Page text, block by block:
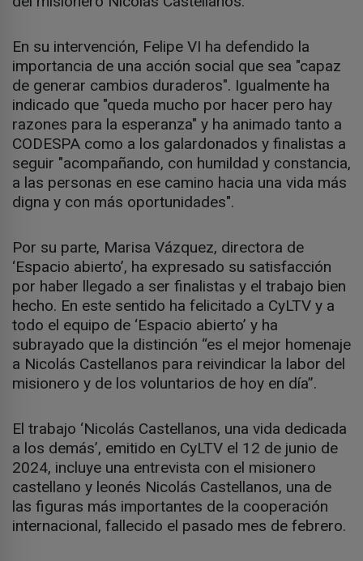
En su intervención, Felipe VI ha defendido la
importancia de una acción social que sea "capaz
de generar cambios duraderos". Igualmente ha
indicado que "queda mucho por hacer pero hay
razones para la esperanza" y ha animado tanto a
CODESPA como a los galardonados y finalistas a
seguir "acompañando, con humildad y constancia,
a las personas en ese camino hacia una vida más
digna y con más oportunidades".
Por su parte, Marisa Vázquez, directora de
‘Espacio abierto’, ha expresado su satisfacción
por haber llegado a ser finalistas y el trabajo bien
hecho. En este sentido ha felicitado a CyLTV y a
todo el equipo de ‘Espacio abierto’ y ha
subrayado que la distinción “es el mejor homenaje
a Nicolás Castellanos para reivindicar la labor del
misionero y de los voluntarios de hoy en día”.
El trabajo ‘Nicolás Castellanos, una vida dedicada
a los demás’, emitido en CyLTV el 12 de junio de
2024, incluye una entrevista con el misionero
castellano y leonés Nicolás Castellanos, una de
las figuras más importantes de la cooperación
internacional, fallecido el pasado mes de febrero.